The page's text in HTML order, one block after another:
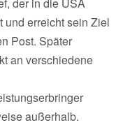
und erreicht sein Ziel
Post. Später
an verschiedene
außerhalb.